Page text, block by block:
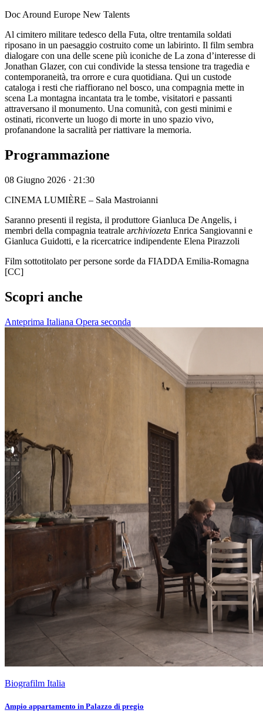
Doc Around Europe New Talents
Al cimitero militare tedesco della Futa, oltre trentamila soldati
riposano in un paesaggio costruito come un labirinto. Il film sembra
dialogare con una delle scene più iconiche de La zona d’interesse di
Jonathan Glazer, con cui condivide la stessa tensione tra tragedia e
contemporaneità, tra orrore e cura quotidiana. Qui un custode
cataloga i resti che riaffiorano nel bosco, una compagnia mette in
scena La montagna incantata tra le tombe, visitatori e passanti
attraversano il monumento. Una comunità, con gesti minimi e
ostinati, riconverte un luogo di morte in uno spazio vivo,
profanandone la sacralità per riattivare la memoria.
Programmazione
08 Giugno 2026 · 21:30
CINEMA LUMIÈRE – Sala Mastroianni
Saranno presenti il regista, il produttore Gianluca De Angelis, i
membri della compagnia teatrale archiviozeta Enrica Sangiovanni e
Gianluca Guidotti, e la ricercatrice indipendente Elena Pirazzoli
Film sottotitolato per persone sorde da FIADDA Emilia-Romagna
[CC]
Scopri anche
Anteprima Italiana Opera seconda
Biografilm Italia
Ampio appartamento in Palazzo di pregio